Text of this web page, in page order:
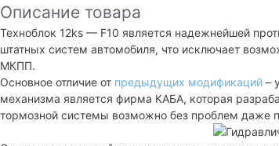
Описание товара
Техноблок 12ks — F10 является надежнейшей
штатных систем автомобиля, что исключает
МКПП.
Основное отличие от предыдущих модификаций –
механизма является фирма КАБА, которая
тормозной системы возможно без проблем даже